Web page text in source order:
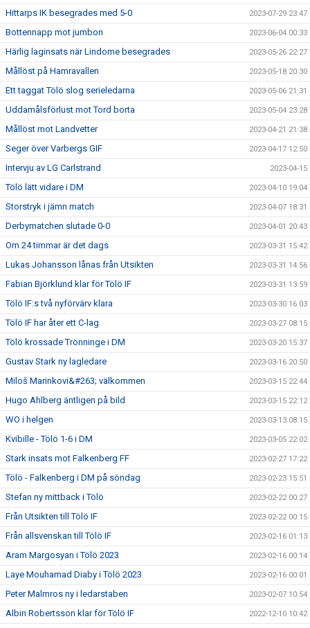
Hittarps IK besegrades med 5-0 2023-07-29 23:47
Bottennapp mot jumbon 2023-06-04 00:33
Härlig laginsats när Lindome besegrades 2023-05-26 22:27
Mållöst på Hamravallen 2023-05-18 20:30
Ett taggat Tölö slog serieledarna 2023-05-06 21:31
Uddamålsförlust mot Tord borta 2023-05-04 23:28
Mållöst mot Landvetter 2023-04-21 21:38
Seger över Varbergs GIF 2023-04-17 12:50
Intervju av LG Carlstrand 2023-04-15
Tölö lätt vidare i DM 2023-04-10 19:04
Storstryk i jämn match 2023-04-07 18:31
Derbymatchen slutade 0-0 2023-04-01 20:43
Om 24 timmar är det dags 2023-03-31 15:42
Lukas Johansson lånas från Utsikten 2023-03-31 14:56
Fabian Björklund klar för Tölö IF 2023-03-31 13:59
Tölö IF:s två nyförvärv klara 2023-03-30 16:03
Tölö IF har åter ett C-lag 2023-03-27 08:15
Tölö krossade Trönninge i DM 2023-03-20 15:37
Gustav Stark ny lagledare 2023-03-16 20:50
Miloš Marinkovi&#263; välkommen 2023-03-15 22:44
Hugo Ahlberg äntligen på bild 2023-03-15 22:12
WO i helgen 2023-03-13 08:15
Kvibille - Tölö 1-6 i DM 2023-03-05 22:02
Stark insats mot Falkenberg FF 2023-02-27 17:22
Tölö - Falkenberg i DM på söndag 2023-02-23 15:51
Stefan ny mittback i Tölö 2023-02-22 00:27
Från Utsikten till Tölö IF 2023-02-22 00:15
Från allsvenskan till Tölö IF 2023-02-16 01:13
Aram Margosyan i Tölö 2023 2023-02-16 00:14
Laye Mouhamad Diaby i Tölö 2023 2023-02-16 00:01
Peter Malmros ny i ledarstaben 2023-02-07 10:54
Albin Robertsson klar för Tölö IF 2022-12-10 10:42